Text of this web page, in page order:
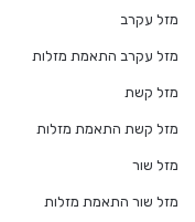
מזל עקרב
מזל עקרב התאמת מזלות
מזל קשת
מזל קשת התאמת מזלות
מזל שור
מזל שור התאמת מזלות